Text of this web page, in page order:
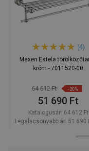
(4)
Mexen Estela
króm - 7011520-00
64 612 Ft -20%
51 690 Ft
Katalógusár: 64 612 Ft
Legalacsonyabb ár: 51 690